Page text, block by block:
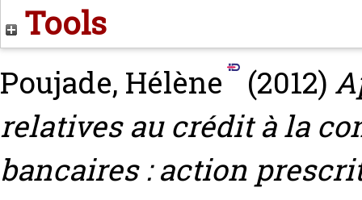
Tools
Poujade, Hélène (2012)
relatives au crédit à la
bancaires : action